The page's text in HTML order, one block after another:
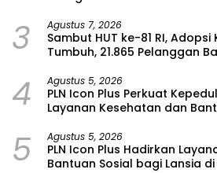
3 Agustus 7, 2026
Sambut HUT ke-81 RI,
Tumbuh, 21.865 Pelanggan
4 Agustus 5, 2026
PLN Icon Plus Perkuat
Layanan Kesehatan dan
5 Agustus 5, 2026
PLN Icon Plus Hadirkan
Bantuan Sosial bagi Lansia